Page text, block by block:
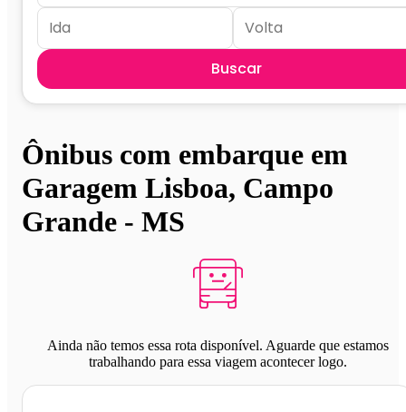
Buscar
Ônibus com embarque em
Garagem Lisboa, Campo
Grande - MS
Ainda não temos essa rota disponível. Aguarde que estamos
trabalhando para essa viagem acontecer logo.